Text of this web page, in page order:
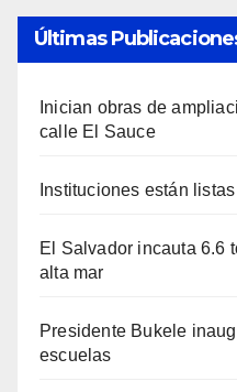
Últimas
Inician obras de
calle El Sauce
Instituciones están
El Salvador incauta 6.6
alta mar
Presidente Bukele
escuelas